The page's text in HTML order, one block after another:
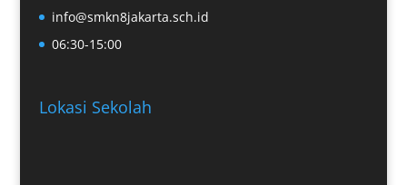
info@smkn8jakarta.sch.id
06:30-15:00
Lokasi Sekolah